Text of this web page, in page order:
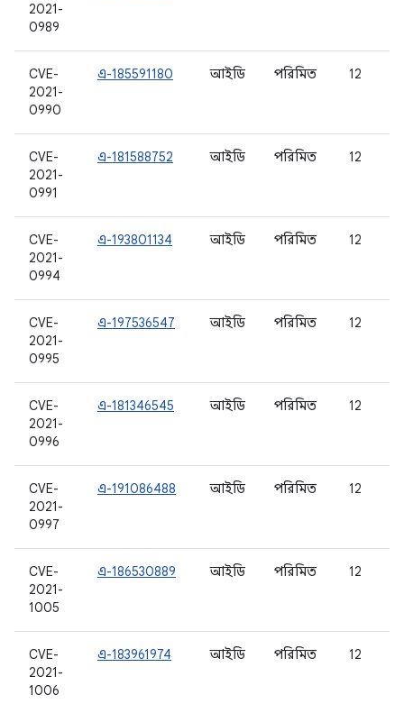
2021-
0989
CVE-
2021-
0990
এ-185591180 আইডি পরিমিত 12
CVE-
2021-
0991
এ-181588752 আইডি পরিমিত 12
CVE-
2021-
0994
এ-193801134 আইডি পরিমিত 12
CVE-
2021-
0995
এ-197536547 আইডি পরিমিত 12
CVE-
2021-
0996
এ-181346545 আইডি পরিমিত 12
CVE-
2021-
0997
এ-191086488 আইডি পরিমিত 12
CVE-
2021-
1005
এ-186530889 আইডি পরিমিত 12
CVE-
2021-
1006
এ-183961974 আইডি পরিমিত 12